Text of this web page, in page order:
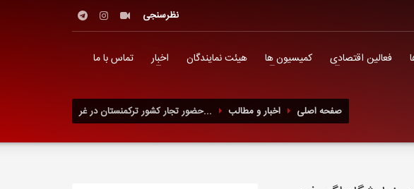
نظرسنجی
فعالین اقتصادی کمیسیون ها هیئت نمایندگان اخبار تماس با ما
حضور تجار کشور ترکمنستان در غر... اخبار و مطالب صفحه اصلی